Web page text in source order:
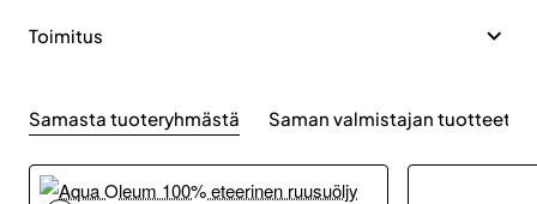
Toimitus
Samasta tuoteryhmästä Saman valmistajan tuotteet